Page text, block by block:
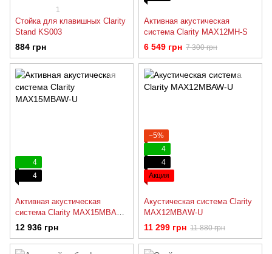
1
Стойка для клавишных Clarity
Stand KS003
884 грн
Активная акустическая
система Clarity MAX12MH-S
6 549 грн 7 300 грн
4
4
Активная акустическая
система Clarity MAX15MBAW-
U
12 936 грн
−5%
4
4
Акция
Акустическая система Clarity
MAX12MBAW-U
11 299 грн 11 880 грн